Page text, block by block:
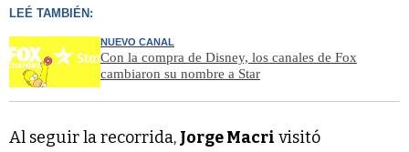
LEÉ TAMBIÉN:
NUEVO CANAL
Con la compra de Disney, los canales de Fox
cambiaron su nombre a Star
Al seguir la recorrida, Jorge Macri visitó